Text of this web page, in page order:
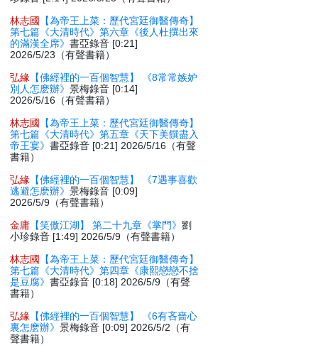
林志國
【為帝王上菜：歷代宮廷御醫傳奇】
第七篇《大清時代》第六章《後人杜撰出來
的滿漢全席》書亞錄音 [0:21]
2026/5/23（有聲書籍）
弘緣 【佛經裡的一百個智慧】 《8常常嫉妒
別人怎麽辦》景梅錄音 [0:14]
2026/5/16（有聲書籍）
林志國
【為帝王上菜：歷代宮廷御醫傳奇】
第七篇《大清時代》第五章《天下美饌盡入
帝王宴》書亞錄音 [0:21] 2026/5/16（有聲
書籍）
弘緣 【佛經裡的一百個智慧】 《7遇事喜歡
逃避怎麽辦》景梅錄音 [0:09]
2026/5/9（有聲書籍）
金庸 【笑傲江湖】 第二十九章《掌門》劉
小珍錄音 [1:49] 2026/5/9（有聲書籍）
林志國
【為帝王上菜：歷代宮廷御醫傳奇】
第七篇《大清時代》第四章《康熙戀戀不捨
是豆腐》書亞錄音 [0:18] 2026/5/9（有聲
書籍）
弘緣 【佛經裡的一百個智慧】 《6有吝嗇心
裏怎麽辦》景梅錄音 [0:09] 2026/5/2（有
聲書籍）